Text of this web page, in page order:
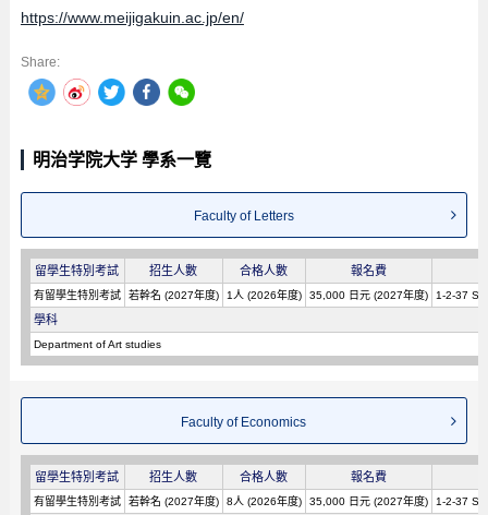
https://www.meijigakuin.ac.jp/en/
Share:
明治学院大学 學系一覽
Faculty of Letters
留學生特別考試 招生人數 合格人數 報名費
有留學生特別考試 若幹名 (2027年度) 1人 (2026年度) 35,000 日元 (2027年度) 1-2-37
學科
Department of Art studies
Faculty of Economics
留學生特別考試 招生人數 合格人數 報名費
有留學生特別考試 若幹名 (2027年度) 8人 (2026年度) 35,000 日元 (2027年度) 1-2-37